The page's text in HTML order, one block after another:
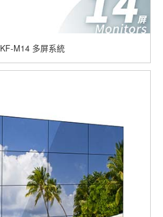
KF-M14多屏系統